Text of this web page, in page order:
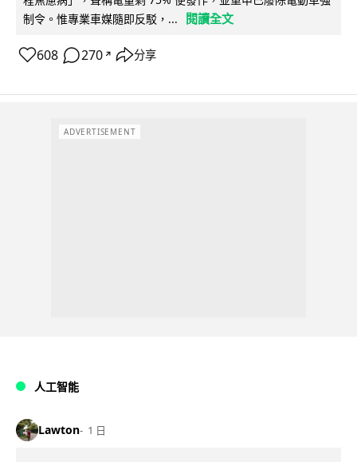
制令。惟專業車媒隨即反駁，...
閱讀全文
608 270 ↗ 分享
ADVERTISEMENT
人工智能
Lawton 1 日